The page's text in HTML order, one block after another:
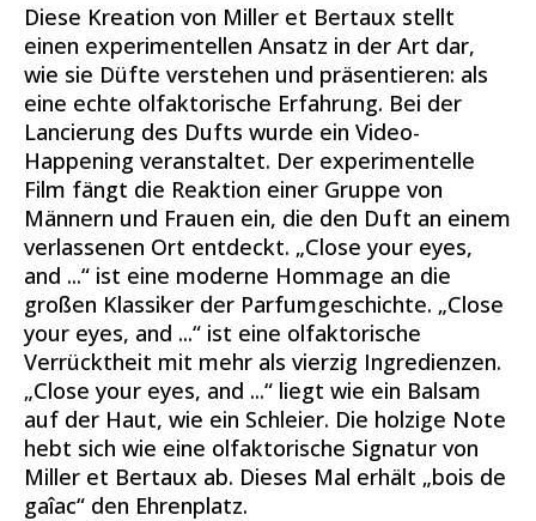
Diese Kreation von Miller et Bertaux stellt
einen experimentellen Ansatz in der Art dar,
wie sie Düfte verstehen und präsentieren: als
eine echte olfaktorische Erfahrung. Bei der
Lancierung des Dufts wurde ein Video-
Happening veranstaltet. Der experimentelle
Film fängt die Reaktion einer Gruppe von
Männern und Frauen ein, die den Duft an einem
verlassenen Ort entdeckt. „Close your eyes,
and ...“ ist eine moderne Hommage an die
großen Klassiker der Parfumgeschichte. „Close
your eyes, and ...“ ist eine olfaktorische
Verrücktheit mit mehr als vierzig Ingredienzen.
„Close your eyes, and ...“ liegt wie ein Balsam
auf der Haut, wie ein Schleier. Die holzige Note
hebt sich wie eine olfaktorische Signatur von
Miller et Bertaux ab. Dieses Mal erhält „bois de
gaîac“ den Ehrenplatz.